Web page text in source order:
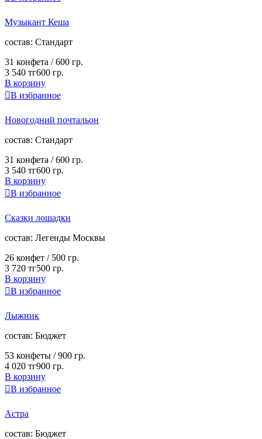
Музыкант Кеша
cостав: Стандарт
31 конфета /600 гр.
3 540 тг600 гр.
В корзину
В избранное
Новогодний почтальон
cостав: Стандарт
31 конфета /600 гр.
3 540 тг600 гр.
В корзину
В избранное
Сказки лошадки
cостав: Легенды Москвы
26 конфет / 500 гр.
3 720 тг500 гр.
В корзину
В избранное
Лыжник
cостав: Бюджет
53 конфеты /900 гр.
4 020 тг900 гр.
В корзину
В избранное
Астра
cостав: Бюджет